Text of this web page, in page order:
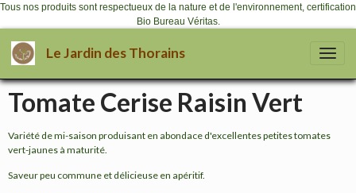
Tous nos produits sont respectueux de la nature et de l'environnement, certification
Bio Bureau Véritas.
Le Jardin des Thorains
Tomate Cerise Raisin Vert
Variété de mi-saison produisant en abondace d'excellentes petites tomates
vert-jaunes à maturité.
Saveur peu commune et délicieuse en apéritif.